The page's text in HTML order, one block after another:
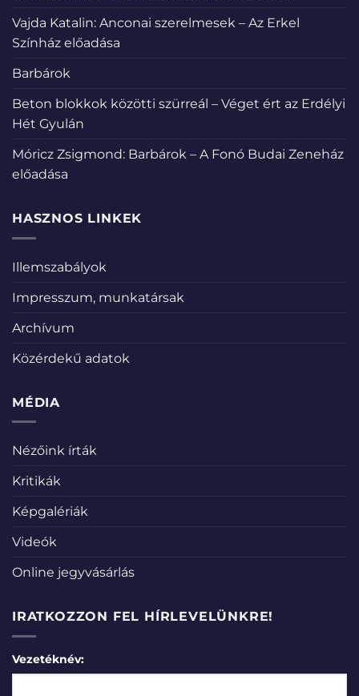
Vajda Katalin: Anconai szerelmesek – Az Erkel
Színház előadása
Barbárok
Beton blokkok közötti szürreál – Véget ért az Erdélyi
Hét Gyulán
Móricz Zsigmond: Barbárok – A Fonó Budai Zeneház
előadása
HASZNOS LINKEK
Illemszabályok
Impresszum, munkatársak
Archívum
Közérdekű adatok
MÉDIA
Nézőink írták
Kritikák
Képgalériák
Videók
Online jegyvásárlás
IRATKOZZON FEL HÍRLEVELÜNKRE!
Vezetéknév: